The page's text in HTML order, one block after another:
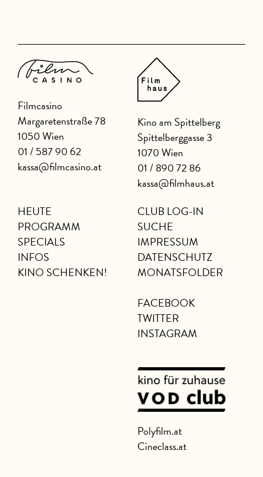
Filmcasino
Margaretenstraße 78
1050 Wien
01 / 587 90 62
kassa@filmcasino.at
Kino am Spittelberg
Spittelberggasse 3
1070 Wien
01 / 890 72 86
kassa@filmhaus.at
HEUTE
PROGRAMM
SPECIALS
INFOS
KINO SCHENKEN!
CLUB LOG-IN
SUCHE
IMPRESSUM
DATENSCHUTZ
MONATSFOLDER
FACEBOOK
TWITTER
INSTAGRAM
Polyfilm.at
Cineclass.at